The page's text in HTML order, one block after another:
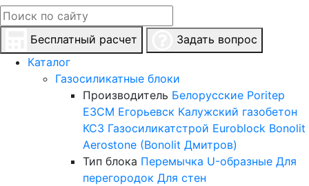
Бесплатный расчет
Задать вопрос
Каталог
Газосиликатные блоки
Производитель Белорусские Poritep
ЕЗСМ Егорьевск Калужский газобетон
КСЗ Газосиликатстрой Euroblock Bonolit
Aerostone (Bonolit Дмитров)
Тип блока Перемычка U-образные Для
перегородок Для стен